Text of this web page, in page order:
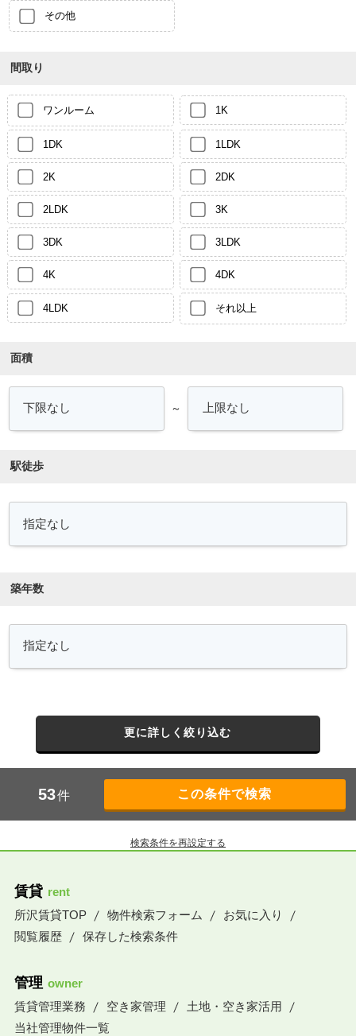
その他
間取り
ワンルーム 1K
1DK 1LDK
2K 2DK
2LDK 3K
3DK 3LDK
4K 4DK
4LDK それ以上
面積
～
駅徒歩
築年数
更に詳しく絞り込む
53件
検索条件を再設定する
賃貸 rent
所沢賃貸TOP
物件検索フォーム
お気に入り
閲覧履歴
保存した検索条件
管理 owner
賃貸管理業務
空き家管理
土地・空き家活用
当社管理物件一覧